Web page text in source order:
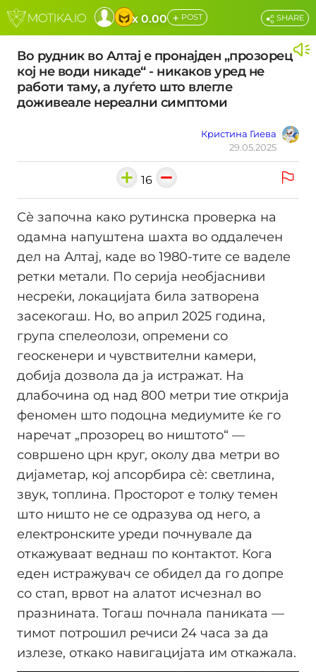
x 0.00 + POST
Во рудник во Алтај е пронајден „прозорец
кој не води никаде“ - никаков уред не
работи таму, а луѓето што влегле
доживеале нереални симптоми
Кристина Гиева
29.05.2025
SHARE
16
Сѐ започна како рутинска проверка на
одамна напуштена шахта во оддалечен
дел на Алтај, каде во 1980-тите се ваделе
ретки метали. По серија необјасниви
несреќи, локацијата била затворена
засекогаш. Но, во април 2025 година,
група спелеолози, опремени со
геоскенери и чувствителни камери,
добија дозвола да ја истражат. На
длабочина од над 800 метри тие открија
феномен што подоцна медиумите ќе го
наречат „прозорец во ништото“ —
совршено црн круг, околу два метри во
дијаметар, кој апсорбира сѐ: светлина,
звук, топлина. Просторот е толку темен
што ништо не се одразува од него, а
електронските уреди почнувале да
откажуваат веднаш по контактот. Кога
еден истражувач се обидел да го допре
со стап, врвот на алатот исчезнал во
празнината. Тогаш почнала паниката —
тимот потрошил речиси 24 часа за да
излезе, откако навигацијата им откажала.